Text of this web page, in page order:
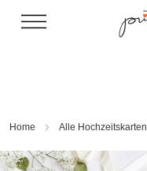
Home Alle Hochzeitskarten